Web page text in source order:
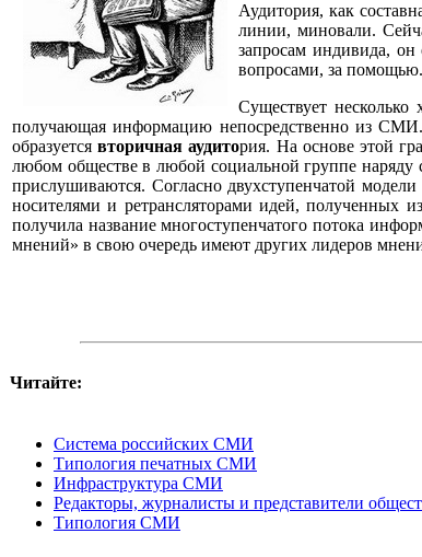
Аудитория, как
линии, миновали.
запросам индивида, он
вопросами, за помощью.
Существует
получающая информацию непосредственно из
образуетсявторичная аудитория. На основе этой
любом обществе в любой социальной группе
прислушиваются. Согласно двухступенчатой
носителями и ретрансляторами идей, полученных
получила название многоступенчатого потока
мнений» в свою очередь имеют других лидеров
Читайте:
Система российских СМИ
Типология печатных СМИ
Инфраструктура СМИ
Редакторы, журналисты и представители
Типология СМИ